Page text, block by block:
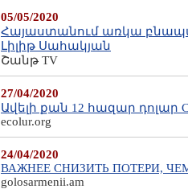
05/05/2020
Հայաստանում առկա
Լիլիթ Սահակյան
Շանթ TV
27/04/2020
Ավելի քան 12 հազար
ecolur.org
24/04/2020
ВАЖНЕЕ СНИЗИТЬ ПОТЕРИ,
golosarmenii.am